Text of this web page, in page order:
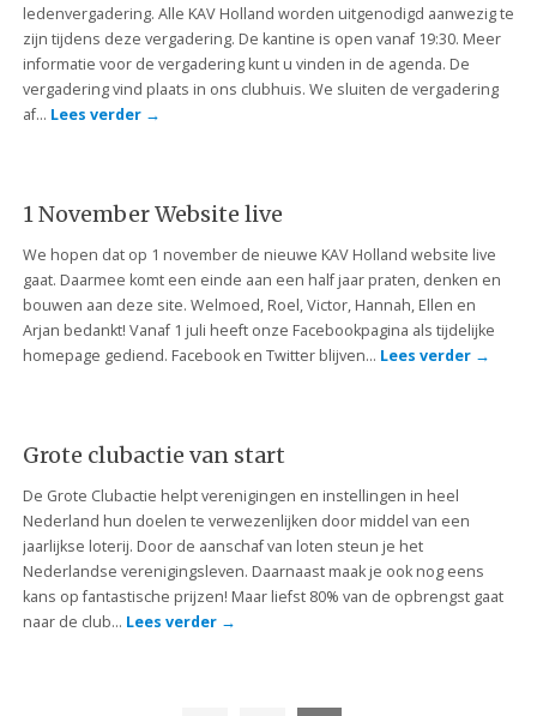
ledenvergadering. Alle KAV Holland worden uitgenodigd aanwezig te
zijn tijdens deze vergadering. De kantine is open vanaf 19:30. Meer
informatie voor de vergadering kunt u vinden in de agenda. De
vergadering vind plaats in ons clubhuis. We sluiten de vergadering
af… Lees verder →
1 November Website live
We hopen dat op 1 november de nieuwe KAV Holland website live
gaat. Daarmee komt een einde aan een half jaar praten, denken en
bouwen aan deze site. Welmoed, Roel, Victor, Hannah, Ellen en
Arjan bedankt! Vanaf 1 juli heeft onze Facebookpagina als tijdelijke
homepage gediend. Facebook en Twitter blijven… Lees verder →
Grote clubactie van start
De Grote Clubactie helpt verenigingen en instellingen in heel
Nederland hun doelen te verwezenlijken door middel van een
jaarlijkse loterij. Door de aanschaf van loten steun je het
Nederlandse verenigingsleven. Daarnaast maak je ook nog eens
kans op fantastische prijzen! Maar liefst 80% van de opbrengst gaat
naar de club… Lees verder →